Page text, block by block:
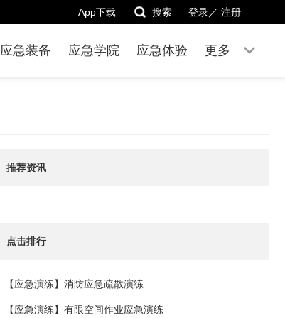
登录／ 注册
App下载 搜索
应急装备 应急学院 应急体验 更多
推荐资讯
点击排行
【应急演练】消防应急疏散演练
【应急演练】有限空间作业应急演练